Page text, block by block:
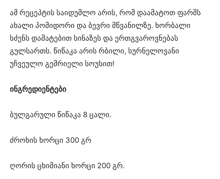
ამ რეცეპტის საიდუმლო არის, რომ დაამატოთ ფარშს
ახალი პომიდორი და ბევრი მწვანილზე. ხორბალი
სძენს დამატებით სინაზეს და ერთგვაროვნებას
გულსართს. წიწაკა არის რბილი, სურნელოვანი
უჩვეულო გემრიელი სოუსით!
ინგრედიენტები
ბულგარული წიწაკა 8 ცალი.
ძროხის ხორცი 300 გრ
ღორის ცხიმიანი ხორცი 200 გრ.